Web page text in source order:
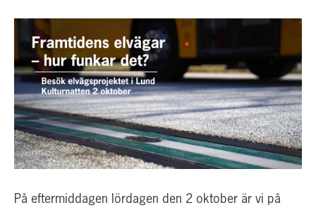
På eftermiddagen lördagen den 2 oktober är vi på